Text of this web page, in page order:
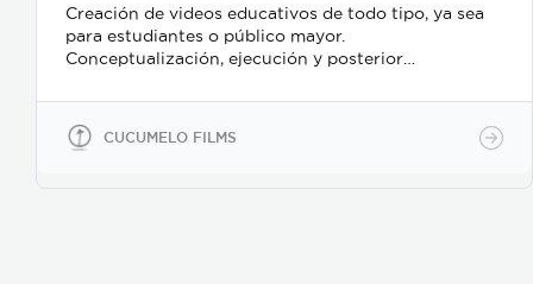
Creación de videos educativos de todo tipo, ya sea
para estudiantes o público mayor.
Conceptualización, ejecución y posterior
terminado y listo para ser distribuido al público
objetivo.
CUCUMELO FILMS